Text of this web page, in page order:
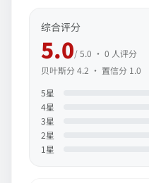
综合评分
5.0/ 5.0 · 0 人评分
贝叶斯分4.2 · 置信分 1.0
5星
4星
3星
2星
1 星